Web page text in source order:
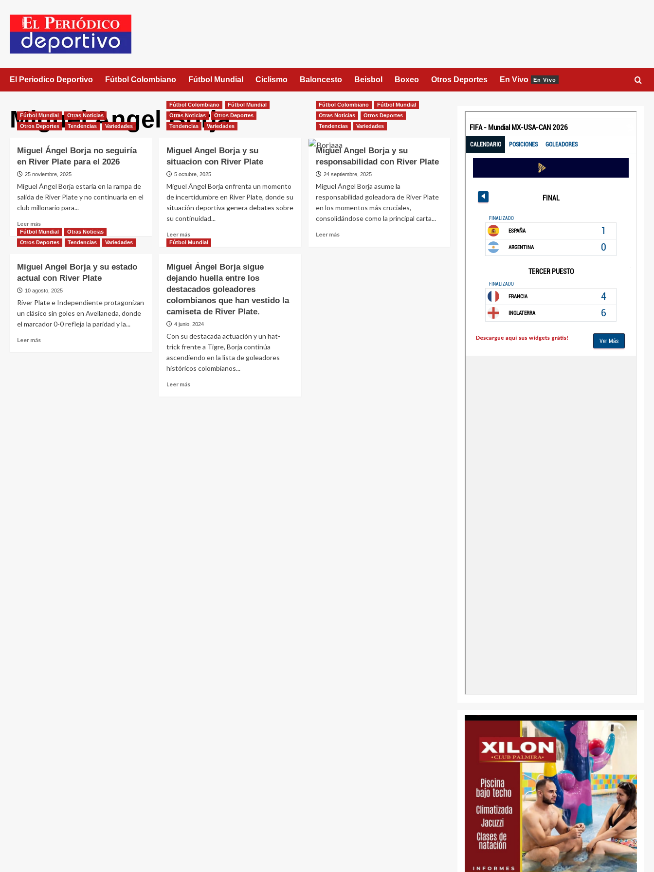
El Periodico Deportivo Fútbol Colombiano Fútbol Mundial Ciclismo Baloncesto Beisbol Boxeo Otros Deportes En Vivo En Vivo
Miguel Angel Borja
Fútbol Mundial
Otras Noticias
Otros Deportes
Tendencias Variedades
Miguel Ángel Borja no seguiría
en River Plate para el 2026
25 noviembre, 2025
Miguel Ángel Borja estaría en la rampa de
salida de River Plate y no continuaría en el
club millonario para...
Leer más
Fútbol Colombiano
Fútbol Mundial
Otras Noticias
Otros Deportes
Tendencias
Variedades
Miguel Angel Borja y su
situacion con River Plate
5 octubre, 2025
Miguel Ángel Borja enfrenta un momento
de incertidumbre en River Plate, donde su
situación deportiva genera debates sobre
su continuidad...
Leer más
Fútbol Colombiano
Fútbol Mundial
Otras Noticias
Otros Deportes
Tendencias
Variedades
Miguel Angel Borja y su
responsabilidad con River Plate
24 septiembre, 2025
Miguel Ángel Borja asume la
responsabilidad goleadora de River Plate
en los momentos más cruciales,
consolidándose como la principal carta...
Leer más
Fútbol Mundial
Otras Noticias
Otros Deportes
Tendencias Variedades
Miguel Angel Borja y su estado
actual con River Plate
10 agosto, 2025
River Plate e Independiente protagonizan
un clásico sin goles en Avellaneda, donde
el marcador 0-0 refleja la paridad y la...
Leer más
Fútbol Mundial
Miguel Ángel Borja sigue
dejando huella entre los
destacados goleadores
colombianos que han vestido la
camiseta de River Plate.
4 junio, 2024
Con su destacada actuación y un hat-
trick frente a Tigre, Borja continúa
ascendiendo en la lista de goleadores
históricos colombianos...
Leer más